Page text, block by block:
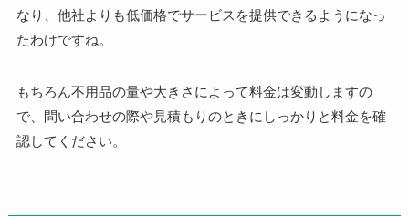
なり、他社よりも低価格でサービスを提供できるようになっ
たわけですね。
もちろん不用品の量や大きさによって料金は変動しますの
で、問い合わせの際や見積もりのときにしっかりと料金を確
認してください。